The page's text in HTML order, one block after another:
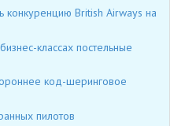
конкуренцию British Airways на
классах постельные
код-шеринговое
пилотов